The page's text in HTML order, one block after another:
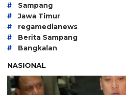
# Sampang
# Jawa Timur
# regamedianews
# Berita Sampang
#
Bangkalan
NASIONAL